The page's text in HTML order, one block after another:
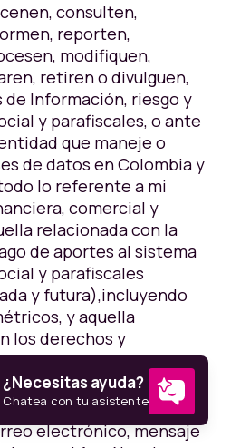
consulten,
reporten,
modifiquen,
retiren o divulguen,
Información, riesgo y
y parafiscales, o ante
que maneje o
de datos en Colombia y
lo referente a mi
comercial y
relacionada con la
de aportes al sistema
y parafiscales
y futura),incluyendo
y aquella
los derechos y
en virtud del
electrónico, mensaje